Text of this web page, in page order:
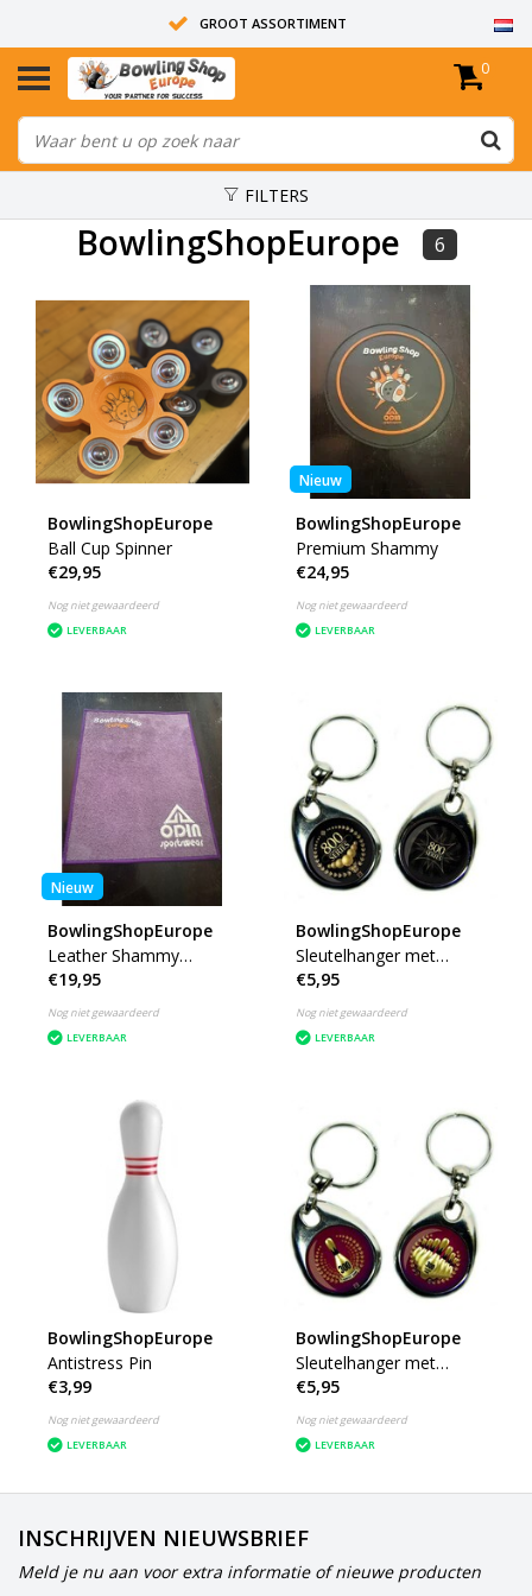
GROOT ASSORTIMENT
14 DAGEN RETOUR RECHT
ALLE BOWLINGBALLEN ZIJN ONGEBOORD
0
FILTERS
BowlingShopEurope 6
BowlingShopEurope
Ball Cup Spinner
€29,95
Nog niet gewaardeerd
LEVERBAAR
Nieuw
BowlingShopEurope
Premium Shammy
€24,95
Nog niet gewaardeerd
LEVERBAAR
Nieuw
BowlingShopEurope
Leather Shammy
Meerdere kleuren
€19,95
Nog niet gewaardeerd
LEVERBAAR
BowlingShopEurope
Sleutelhanger met
Dubbele Afbeelding
€5,95
Nog niet gewaardeerd
LEVERBAAR
BowlingShopEurope
Antistress Pin
€3,99
Nog niet gewaardeerd
LEVERBAAR
BowlingShopEurope
Sleutelhanger met
Dubbele Afbeelding
€5,95
Nog niet gewaardeerd
LEVERBAAR
INSCHRIJVEN NIEUWSBRIEF
Meld je nu aan voor extra informatie of nieuwe producten